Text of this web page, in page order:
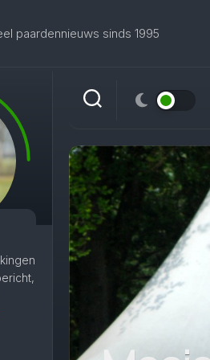
paardennieuws sinds 1995